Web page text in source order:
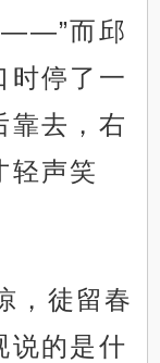
——”而邱
时停了一
靠去，右
轻声笑
，徒留春
说的是什